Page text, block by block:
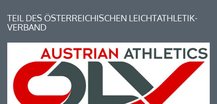
TEIL DES ÖSTERREICHISCHEN LEICHTATHLETIK-
VERBAND